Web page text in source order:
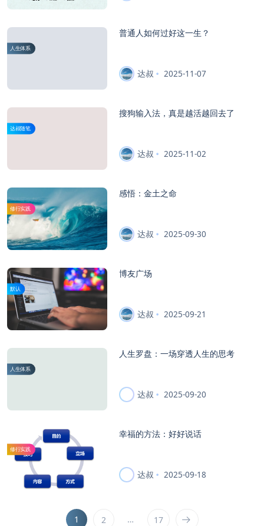
人生体系
普通人如何过好这一生？
达叔 2025-11-07
达叔随笔
搜狗输入法，真是越活越回去了
达叔 2025-11-02
修行实践
感悟：金土之命
达叔 2025-09-30
默认
博友广场
达叔 2025-09-21
人生体系
人生罗盘：一场穿透人生的思考
达叔 2025-09-20
修行实践
幸福的方法：好好说话
达叔 2025-09-18
1 2 … 17